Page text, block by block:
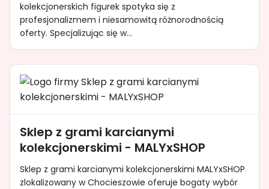
kolekcjonerskich figurek spotyka się z
profesjonalizmem i niesamowitą różnorodnością
oferty. Specjalizując się w...
Sklep z grami karcianymi
kolekcjonerskimi - MALYxSHOP
Sklep z grami karcianymi kolekcjonerskimi MALYxSHOP
zlokalizowany w Chocieszowie oferuje bogaty wybór